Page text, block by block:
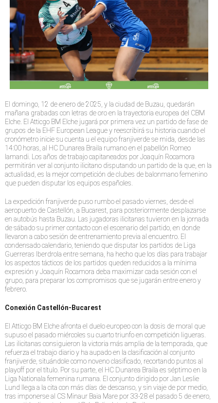
El domingo, 12 de enero de 2025, y la ciudad de Buzau, quedarán
mañana grabadas con letras de oro en la trayectoria europea del CBM
Elche. El Atticgo BM Elche jugará por primera vez un partido de fase de
grupos de la EHF European League y reescribirá su historia cuando el
cronómetro inicie su cuenta u el equipo franjiverde se mida, desde las
14:00 horas, al HC Dunarea Braila rumano en el pabellón Romeo
Iamandi. Los años de trabajo capitaneados por Joaquín Rocamora
permitirán ver al conjunto ilicitano disputando un partido de la que, en la
actualidad, es la mejor competición de clubes de balonmano femenino
que pueden disputar los equipos españoles.
La expedición franjiverde puso rumbo el pasado viernes, desde el
aeropuerto de Castellón, a Bucarest, para posteriormente desplazarse
en autobús hasta Buzau. Las jugadoras ilicitanas tuvieron en la jornada
de sábado su primer contacto con el escenario del partido, en donde
llevaron a cabo sesión de entrenamiento previa al encuentro. El
condensado calendario, teniendo que disputar los partidos de Liga
Guerreras Iberdrola entre semana, ha hecho que los días para trabajar
los aspectos tácticos de los partidos queden reducidos a la mínima
expresión y Joaquín Rocamora deba maximizar cada sesión con el
grupo, para preparar los compromisos que se jugarán entre enero y
febrero.
Conexión Castellón-Bucarest
El Atticgo BM Elche afronta el duelo europeo con la dosis de moral que
supuso el pasado miércoles su cuarto triunfo en competición ligueras.
Las ilicitanas consiguieron la victoria más amplia de la temporada, que
refuerza el trabajo diario y ha aupado en la clasificación al conjunto
franjiverde, situándole como noveno clasificado, recortando puntos al
playoff por el título. Por su parte, el HC Dunarea Braila es séptimo en la
Liga Nationala femenina rumana. El conjunto dirigido por Jan Leslie
Lund llega a la cita con más días de descanso, y sin viaje de por medio,
tras imponerse al CS Minaur Baia Mare por 33-28 el pasado 5 de enero,